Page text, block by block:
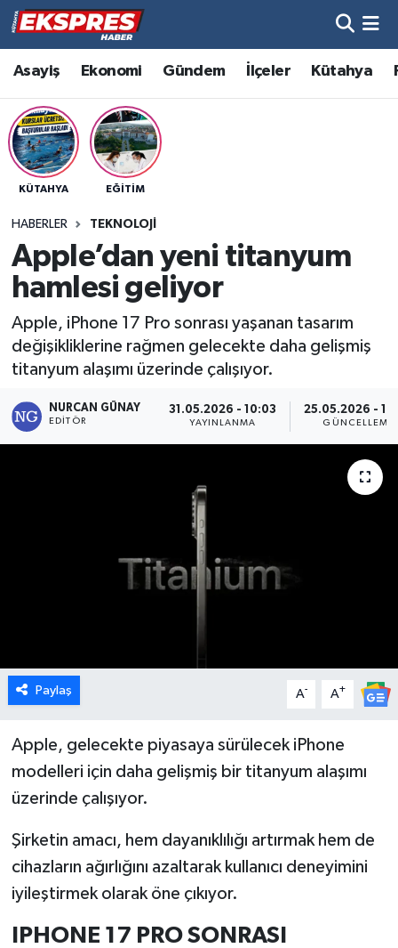
Asayiş Ekonomi Gündem İlçeler Kütahya
KÜTAHYA EĞITIM
HABERLER TEKNOLOJI
Apple’dan yeni titanyum
hamlesi geliyor
Apple, iPhone 17 Pro sonrası yaşanan tasarım
değişikliklerine rağmen gelecekte daha gelişmiş
titanyum alaşımı üzerinde çalışıyor.
NURCAN GÜNAY
EDITÖR
31.05.2026 - 10:03
YAYINLANMA
25.05.2026 -
GÜNCELLEME
Paylaş A- A+
Apple, gelecekte piyasaya sürülecek iPhone
modelleri için daha gelişmiş bir titanyum alaşımı
üzerinde çalışıyor.
Şirketin amacı, hem dayanıklılığı artırmak hem de
cihazların ağırlığını azaltarak kullanıcı deneyimini
iyileştirmek olarak öne çıkıyor.
IPHONE 17 PRO SONRASI
Altıntaş
Asayiş
Aslanapa
Bölge
Çavdarhisar
Domaniç
Genel
Gündem
Hisarcık
İlçeler
Köşe Yazıları
Kültür Sanat
Hava Durumu
Trafik Durumu
Süper Lig Puan Durumu ve Fikstür
Son Dakika Haberleri
Haber Arşivi